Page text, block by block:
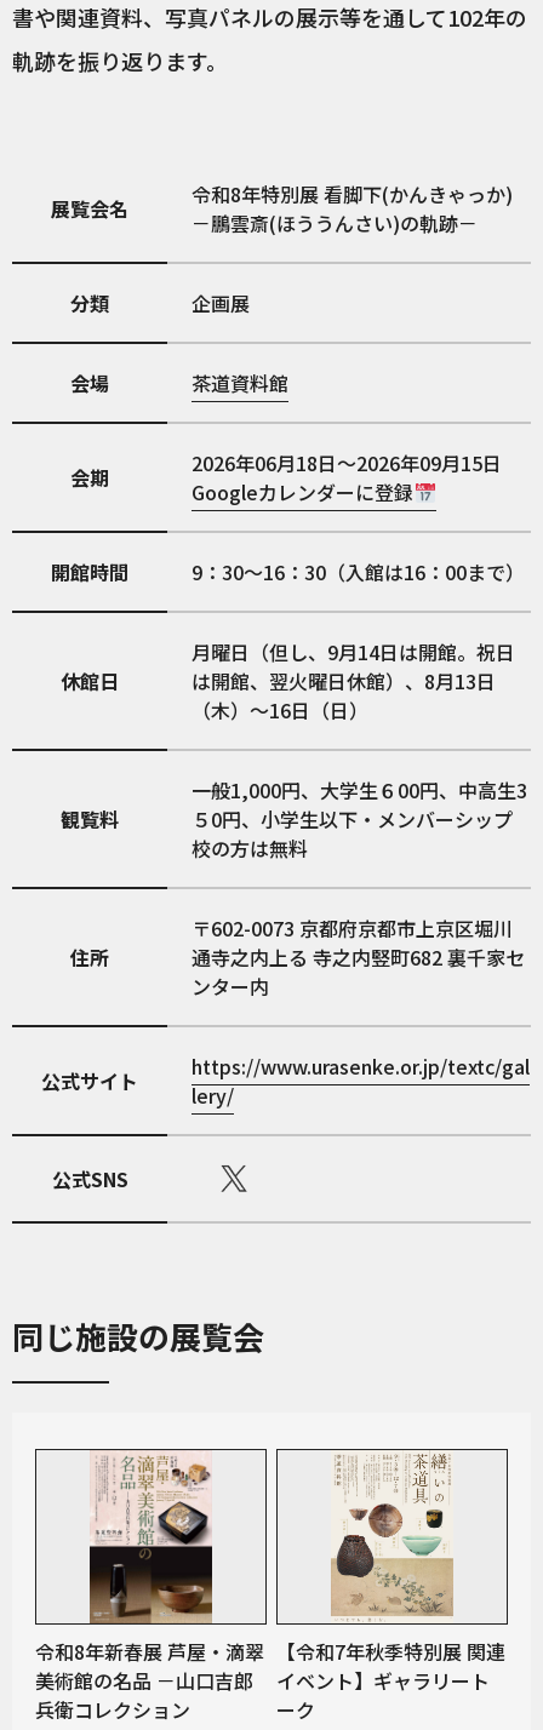
書や関連資料、写真パネルの展示等を通して102年の
軌跡を振り返ります。
展覧会名
令和8年特別展 看脚下(かんきゃっか)
－鵬雲斎(ほううんさい)の軌跡－
分類 企画展
会場 茶道資料館
会期
2026年06月18日～2026年09月15日
Googleカレンダーに登録
開館時間 9：30～16：30（入館は16：00まで）
休館日
月曜日（但し、9月14日は開館。祝日
は開館、翌火曜日休館）、8月13日
（木）～16日（日）
観覧料
一般1,000円、大学生６00円、中高生3
５0円、小学生以下・メンバーシップ
校の方は無料
住所
602-0073 京都府京都市上京区堀川
通寺之内上る 寺之内竪町682 裏千家セ
ンター内
公式サイト
https://www.urasenke.or.jp/textc/gal
lery/
公式SNS
同じ施設の展覧会
令和8年新春展 芦屋・滴翠
美術館の名品 －山口吉郎
兵衛コレクション
【令和7年秋季特別展 関連
イベント】ギャラリート
ーク